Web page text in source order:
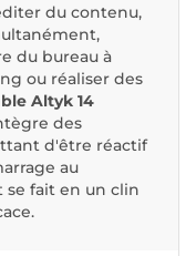
du contenu,
du bureau à
ou réaliser des
Altyk 14
des
d'être réactif
au
se fait en un clin